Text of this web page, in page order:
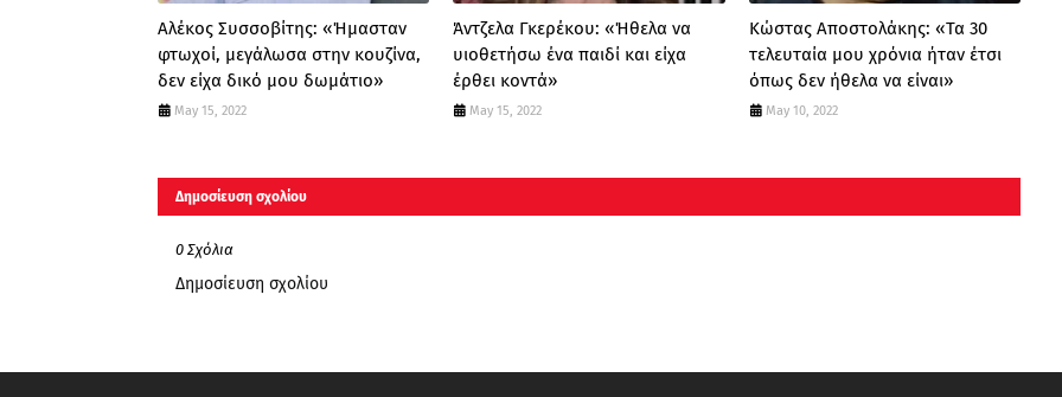
Αλέκος Συσσοβίτης: «Ήμασταν
φτωχοί, μεγάλωσα στην κουζίνα,
δεν είχα δικό μου δωμάτιο»
May 15, 2022
Άντζελα Γκερέκου: «Ήθελα να
υιοθετήσω ένα παιδί και είχα
έρθει κοντά»
May 15, 2022
Κώστας Αποστολάκης: «Τα 30
τελευταία μου χρόνια ήταν έτσι
όπως δεν ήθελα να είναι»
May 10, 2022
Δημοσίευση σχολίου
0 Σχόλια
Δημοσίευση σχολίου